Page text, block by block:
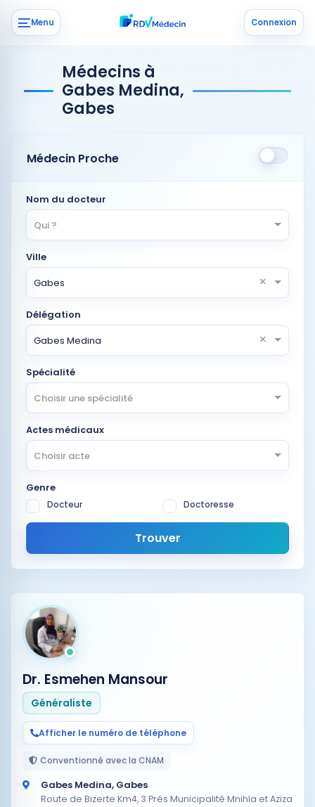
Menu Connexion
Médecins à
Gabes Medina,
Gabes
Médecin Proche
Nom du docteur
Qui ?
Ville
Gabes
×
Délégation
Gabes Medina
×
Spécialité
Choisir une spécialité
Actes médicaux
Choisir acte
Genre
Docteur Doctoresse
Trouver
Dr. Esmehen Mansour
Généraliste
Afficher le numéro de téléphone
Conventionné avec la CNAM
Gabes Medina, Gabes
Route de Bizerte Km4, 3 Prés Municipalité Mnihla et Aziza